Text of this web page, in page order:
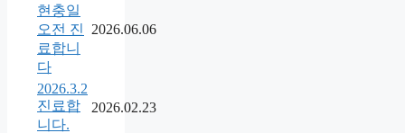
현충일
오전 진
료합니
다
2026.06.06
2026.3.2
진료합
니다.
2026.02.23